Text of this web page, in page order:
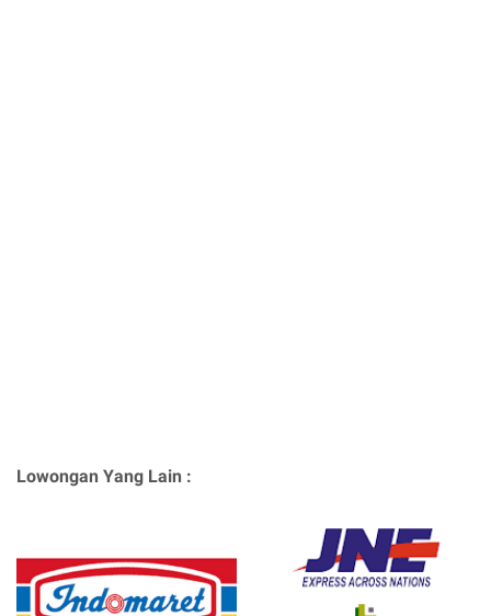
Lowongan Yang Lain :